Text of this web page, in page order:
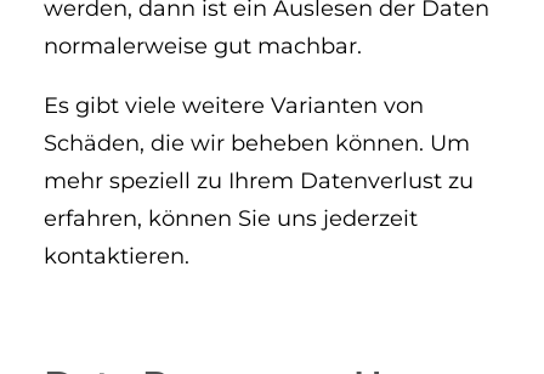
werden, dann ist ein Auslesen der Daten
normalerweise gut machbar.
Es gibt viele weitere Varianten von
Schäden, die wir beheben können. Um
mehr speziell zu Ihrem Datenverlust zu
erfahren, können Sie uns jederzeit
kontaktieren.